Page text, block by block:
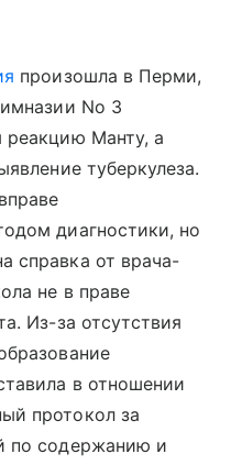
произошла в Перми,
No 3
реакцию Манту, а
туберкулеза.
диагностики, но
справка от врача-
не в праве
Из-за отсутствия
в отношении
протокол за
по содержанию и